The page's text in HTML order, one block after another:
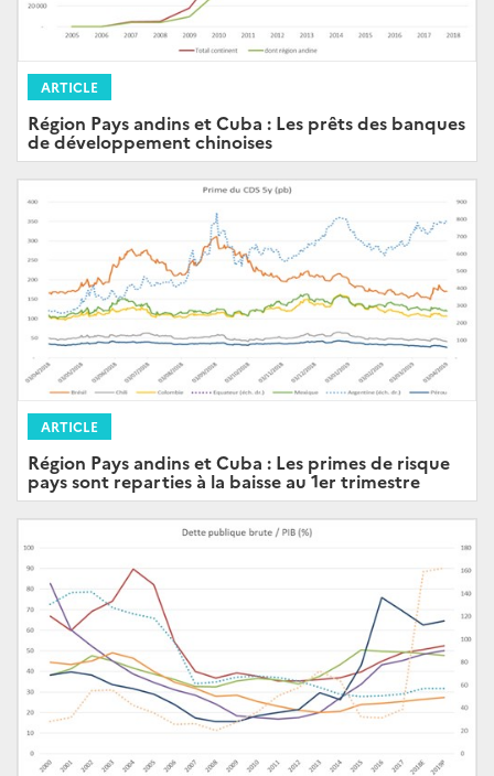
ARTICLE
Région Pays andins et Cuba : Les prêts des banques
de développement chinoises
ARTICLE
Région Pays andins et Cuba : Les primes de risque
pays sont reparties à la baisse au 1er trimestre